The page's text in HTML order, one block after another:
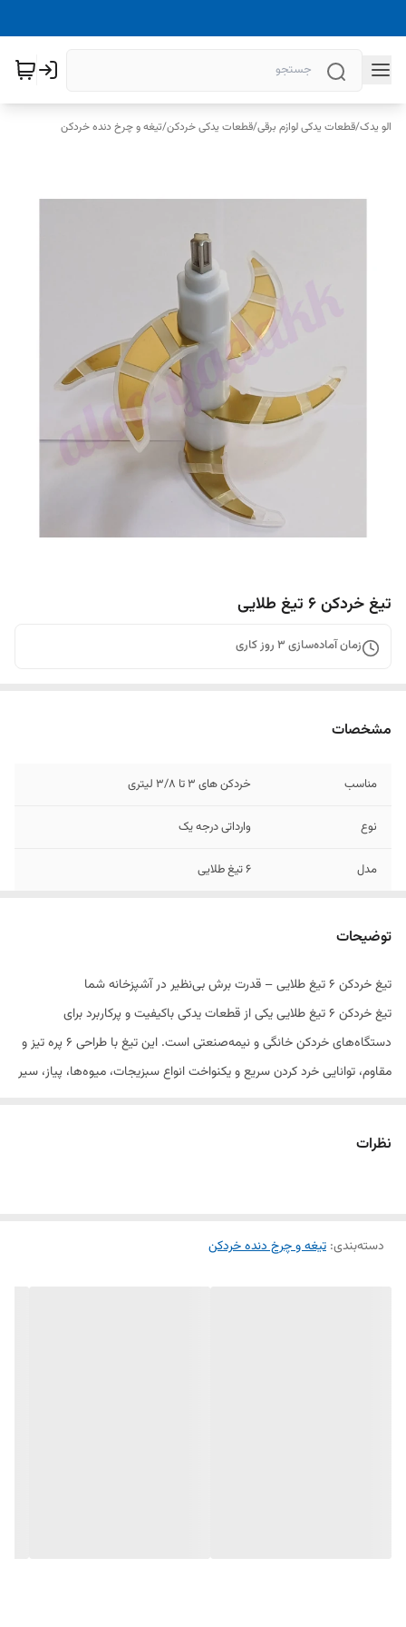
الو یدک/قطعات یدکی لوازم برقی/قطعات یدکی خردکن/تیغه و چرخ دنده خردکن
تیغ خردکن ۶ تیغ طلایی
زمان آماده‌سازی 3 روز کاری
مشخصات
مناسب خردکن های ۳ تا ۳/۸ لیتری
نوع وارداتی درجه یک
مدل ۶ تیغ طلایی
توضیحات
تیغ خردکن ۶ تیغ طلایی – قدرت برش بی‌نظیر در آشپزخانه شما
تیغ خردکن ۶ تیغ طلایی یکی از قطعات یدکی باکیفیت و پرکاربرد برای
دستگاه‌های خردکن خانگی و نیمه‌صنعتی است. این تیغ با طراحی ۶ پره تیز و
مقاوم، توانایی خرد کردن سریع و یکنواخت انواع سبزیجات، میوه‌ها، پیاز، سیر
شوند. طول عمر بالا و قیمت مناسب، این تیغ را به انتخابی ایده‌آل برای
نظرات
دسته‌بندی: تیغه و چرخ دنده خردکن